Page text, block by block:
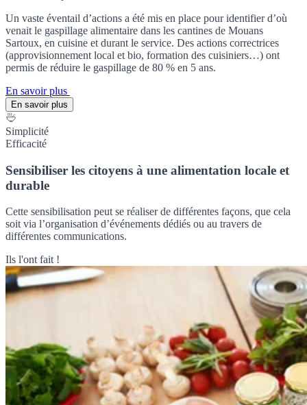
Un vaste éventail d’actions a été mis en place pour identifier d’où
venait le gaspillage alimentaire dans les cantines de Mouans
Sartoux, en cuisine et durant le service. Des actions correctrices
(approvisionnement local et bio, formation des cuisiniers…) ont
permis de réduire le gaspillage de 80 % en 5 ans.
En savoir plus
En savoir plus
Simplicité
Efficacité
Sensibiliser les citoyens à une alimentation locale et
durable
Cette sensibilisation peut se réaliser de différentes façons, que cela
soit via l’organisation d’événements dédiés ou au travers de
différentes communications.
Ils l'ont fait !